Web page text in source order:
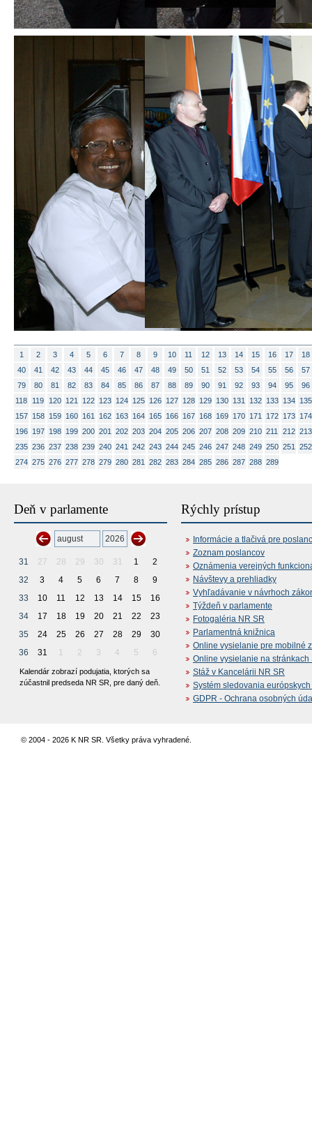
1 2 3 4 5 6 7 8 9 10 11 12 13 14 15 16 17
18
40
41 42 43 44 45 46 47 48 49 50 51 52 53 54 55 56
57
79
80 81 82 83 84 85 86 87 88 89 90 91 92 93 94 95
96
118
119 120 121 122 123 124 125 126 127 128 129 130 131 132 133 134
135
157
158 159 160 161 162 163 164 165 166 167 168 169 170 171 172 173
174
196
197 198 199 200 201 202 203 204 205 206 207 208 209 210 211 212 213
235 236 237 238 239 240 241 242 243 244 245 246 247 248 249 250 251
252
274 275 276 277 278 279 280 281 282 283 284 285 286 287 288 289
Deň v parlamente
31 27 28 29 30 31 1
2
32
3 4 5 6 7 8
9
33
10 11 12 13 14 15
16
34
17 18 19 20 21 22
23
35
24 25 26 27 28 29
30
36
31 1 2 3 4 5 6
Kalendár zobrazí podujatia, ktorých sa
zúčastnil predseda NR SR, pre daný deň.
Rýchly prístup
Informácie a tlačivá pre
Zoznam poslancov
Oznámenia verejných
Návštevy a prehliadky
Vyhľadávanie v návrhoch
Týždeň v parlamente
Fotogaléria NR SR
Parlamentná knižnica
Online vysielanie pre mobilné
Online vysielanie na stránkach
Stáž v Kancelárii NR SR
Systém sledovania
GDPR - Ochrana osobných
© 2004 - 2026 K NR SR. Všetky práva vyhradené.